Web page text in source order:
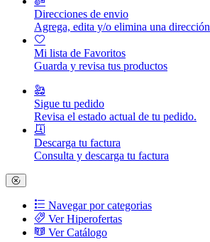
Direcciones de envio
Agrega, edita y/o elimina una dirección
Mi lista de Favoritos
Guarda y revisa tus productos
Sigue tu pedido
Revisa el estado actual de tu pedido.
Descarga tu factura
Consulta y descarga tu factura
Navegar por categorias
Ver Hiperofertas
Ver Catálogo